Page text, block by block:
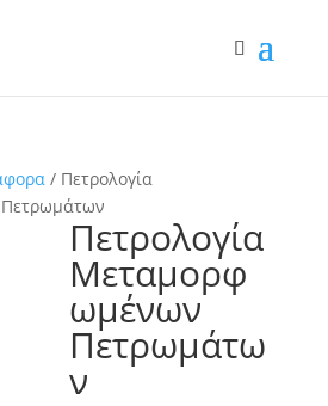
/ Πετρολογία
Πετρολογία
Μεταμορφ
ωμένων
Πετρωμάτω
ν